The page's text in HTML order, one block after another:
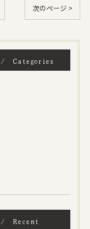
次のページ >
Categories
Recent